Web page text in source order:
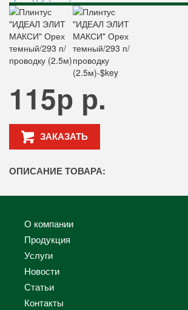
115р р.
ЗАКАЗАТЬ
ОПИСАНИЕ ТОВАРА:
О компании
Продукция
Услуги
Новости
Статьи
Контакты